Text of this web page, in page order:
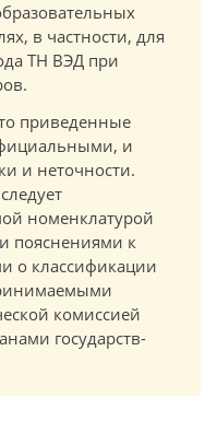
в частности, для
ТН ВЭД при
приведенные
и
и неточности.
номенклатурой
пояснениями к
о классификации
комиссией
государств-